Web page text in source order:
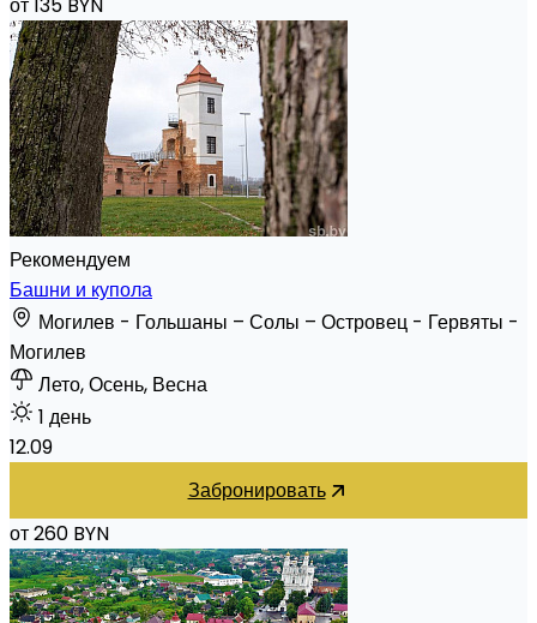
от 135 BYN
Рекомендуем
Башни и купола
Могилев - Гольшаны – Солы – Островец - Гервяты -
Могилев
Лето, Осень, Весна
1 день
12.09
Забронировать
от 260 BYN